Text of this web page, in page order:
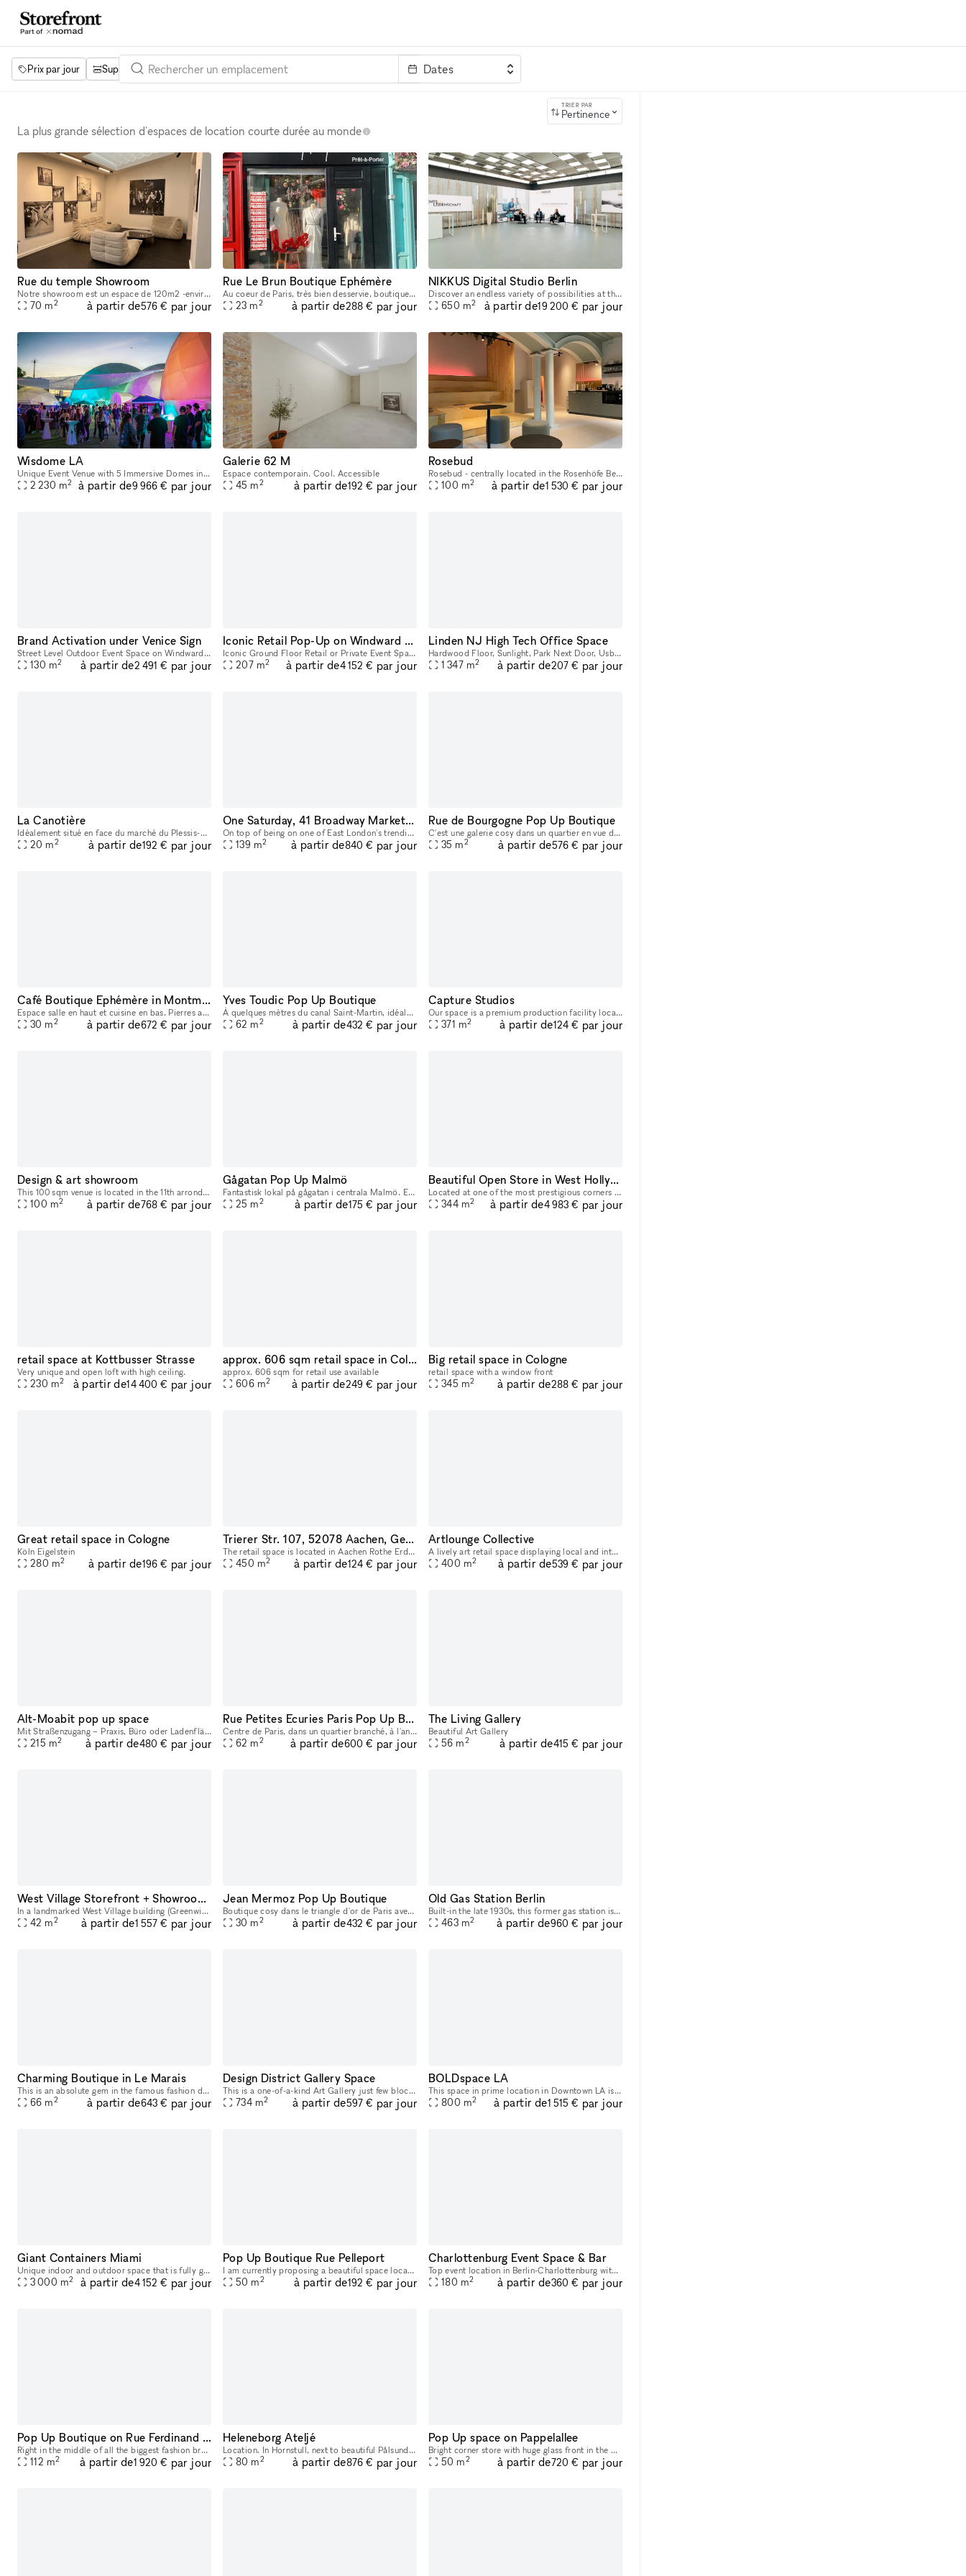
Dates
Prix par jour Superficie Projets Équipements
TRIER PAR
Pertinence
La plus grande sélection d'espaces de location courte durée au monde
Rue du temple Showroom
Notre showroom est un espace de 120m2 -environ 70 m2 de disponible- de plein pied au rez de chaussé, au fond d’une charmante cour arboisé. L’espace est séparé par une porte vitrée de nos bureaux, qui
70 m2 à partir de576 € par jour
Rue Le Brun Boutique Ephémère
Au coeur de Paris, très bien desservie, boutique atypique
23 m2 à partir de288 € par jour
NIKKUS Digital Studio Berlin
Discover an endless variety of possibilities at the NIKKUS Digital Studio Berlin to make your event an impressive experience for everyone involved. Expect 650 square meters with state-of-the-art tech
650 m2 à partir de19 200 € par jour
Wisdome LA
Unique Event Venue with 5 Immersive Domes in Downtown LA
2 230 m2 à partir de9 966 € par jour
Galerie 62 M
Espace contemporain. Cool. Accessible
45 m2 à partir de192 € par jour
Rosebud
Rosebud - centrally located in the Rosenhöfe Berlin Mitte - between Hackescher Markt and Weinmeisterstraße. Our event space offers plenty of room for many different occasions. We’ve had requests rang
100 m2 à partir de1 530 € par jour
Brand Activation under Venice Sign
Street Level Outdoor Event Space on Windward Ave! With the world-famous Venice Sign as your backdrop on the same street where Christian Dior showcased their 2022 Men's Fashion Show, this outdoor pat
130 m2 à partir de2 491 € par jour
Iconic Retail Pop-Up on Windward Ave
Iconic Ground Floor Retail or Private Event Space in the Windward Arcades Building! Nested under the world-famous Venice Sign on the same street where Christian Dior showcased their 2022 Men's Fashi
207 m2 à partir de4 152 € par jour
Linden NJ High Tech Office Space
Hardwood Floor, Sunlight, Park Next Door, Usb Outlets, Loading Dock, Warehouse, Printing, Wifi, Showroom, Office Space, Kitchen
1 347 m2 à partir de207 € par jour
La Canotière
Idéalement situé en face du marché du Plessis-Robinson
20 m2 à partir de192 € par jour
One Saturday, 41 Broadway Market, Hackney, E8 4PH
On top of being on one of East London's trendiest streets, the property is finished to a high standard. Fully set up cocktail bar and La Marzocco Coffee Machine. Fully set up kitchen with a massive w
139 m2 à partir de840 € par jour
Rue de Bourgogne Pop Up Boutique
C'est une galerie cosy dans un quartier en vue de Paris
35 m2 à partir de576 € par jour
Café Boutique Ephémère in Montmartre
Espace salle en haut et cuisine en bas. Pierres apparentes beaucoup de charme
30 m2 à partir de672 € par jour
Yves Toudic Pop Up Boutique
À quelques mètres du canal Saint-Martin, idéalement située sur une jolie place passante, entouré de galeries et commerces attractifs, cet espace est rêvé pour une exposition d’artiste, un pop-up stor
62 m2 à partir de432 € par jour
Capture Studios
Our space is a premium production facility located right on Ventura Blvd. This full-service facility was delicately designed to execute everything from photoshoots and video shoots for film & televis
371 m2 à partir de124 € par jour
Design & art showroom
This 100 sqm venue is located in the 11th arrondissement of Paris. The space has white walls and large windows towards the street. The space is flexible to book for one day up to several weeks.
100 m2 à partir de768 € par jour
Gågatan Pop Up Malmö
Fantastisk lokal på gågatan i centrala Malmö. En gammal biograf från 1912 med fina originaldetaljer bevarade. Från gågatan går vi in i en annan värld där vi mödosamt lagt ner både tid och hela vår s
25 m2 à partir de175 € par jour
Beautiful Open Store in West Hollywood
Located at one of the most prestigious corners in Los Angeles. This beautiful open space is the ideal location for a brand to host their next Pop-Up, product launch or showroom. This large and open
344 m2 à partir de4 983 € par jour
retail space at Kottbusser Strasse
Very unique and open loft with high ceiling.
230 m2 à partir de14 400 € par jour
approx. 606 sqm retail space in Cologne
approx. 606 sqm for retail use available
606 m2 à partir de249 € par jour
Big retail space in Cologne
retail space with a window front
345 m2 à partir de288 € par jour
Great retail space in Cologne
Köln Eigelstein
280 m2 à partir de196 € par jour
Trierer Str. 107, 52078 Aachen, Germany
The retail space is located in Aachen Rothe Erde with a 450 sqm useable layout.
450 m2 à partir de124 € par jour
Artlounge Collective
A lively art retail space displaying local and international artists in Los Angeles.
400 m2 à partir de539 € par jour
Alt-Moabit pop up space
Mit Straßenzugang – Praxis, Büro oder Ladenfläche in Moabit
215 m2 à partir de480 € par jour
Rue Petites Ecuries Paris Pop Up Boutique
Centre de Paris, dans un quartier branché, à l'angle de rue d'Hauteville et rue des petites Ecuries, bien éclairé avec des spots led, wifi, vidéo surveillance, sécurisé avec la fermeture en rideaux e
62 m2 à partir de600 € par jour
The Living Gallery
Beautiful Art Gallery
56 m2 à partir de415 € par jour
West Village Storefront + Showroom Gallery—Sunlit + Design Led
In a landmarked West Village building (Greenwich Village Historic District), this design‑led minimalist, 450‑sf corner gallery and lighting showroom offers large windows with Shade Store curtains in
42 m2 à partir de1 557 € par jour
Jean Mermoz Pop Up Boutique
Boutique cosy dans le triangle d'or de Paris avec vitrine adaptable donnant sur la rue, écrans personnalisables, porte affiches et de nombreuses autres options! Le local est totalement vidé pour vos
30 m2 à partir de432 € par jour
Old Gas Station Berlin
Built-in the late 1930s, this former gas station is a unique piece of industrial architecture. Located in close proximity to the S Marzahn train station, this venue provides a historic backdrop to yo
463 m2 à partir de960 € par jour
Charming Boutique in Le Marais
This is an absolute gem in the famous fashion district Le Marais. It's full of character but can fit every brand because of it's stylish touch and perfect floor-plan. With a lovely façade and a larg
66 m2 à partir de643 € par jour
Design District Gallery Space
This is a one-of-a-kind Art Gallery just few blocks from the Design District and Downtown. Wynwood Walls are EXACTLY 5 minutes by car. Not a white cube, but an iconic black and red cube, with an imp
734 m2 à partir de597 € par jour
BOLDspace LA
This space in prime location in Downtown LA is a multi-purpose creative space available on a temporary basis. As a space for production services, there is one large storefront with wrap-around window
800 m2 à partir de1 515 € par jour
Giant Containers Miami
Unique indoor and outdoor space that is fully gated, well lit and amazing for events near Wynwood, Miami.
3 000 m2 à partir de4 152 € par jour
Pop Up Boutique Rue Pelleport
I am currently proposing a beautiful space located rue Pelleport Paris 20eme, 5 minutes walk from the Gambetta metro and Porte de Bagnolet, in a dynamic neighborhood. The shop features a ground flo
50 m2 à partir de192 € par jour
Charlottenburg Event Space & Bar
Top event location in Berlin-Charlottenburg with large storefront windows and a fantastic bar area. Wilmersdorfer Straße runs parallel to and is easily accessible by S-Bahn and U-Bahn. We are happy t
180 m2 à partir de360 € par jour
Pop Up Boutique on Rue Ferdinand Duval
Right in the middle of all the biggest fashion brands in the famous retail area Le Marais​,​ you find yourself in this spectacular retail space that is one of the few pop-up spaces in the popular are
112 m2 à partir de1 920 € par jour
Heleneborg Ateljé
Location. In Hornstull, next to beautiful Pålsundet and with a garden embraced by a large maple tree.
80 m2 à partir de876 € par jour
Pop Up space on Pappelallee
Bright corner store with huge glass front in the middle of lively Prenzlauer Berg
50 m2 à partir de720 € par jour